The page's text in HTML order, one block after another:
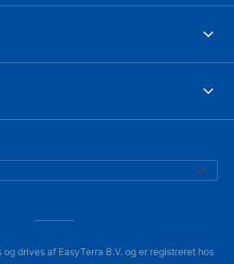
drives af EasyTerra B.V. og er registreret hos